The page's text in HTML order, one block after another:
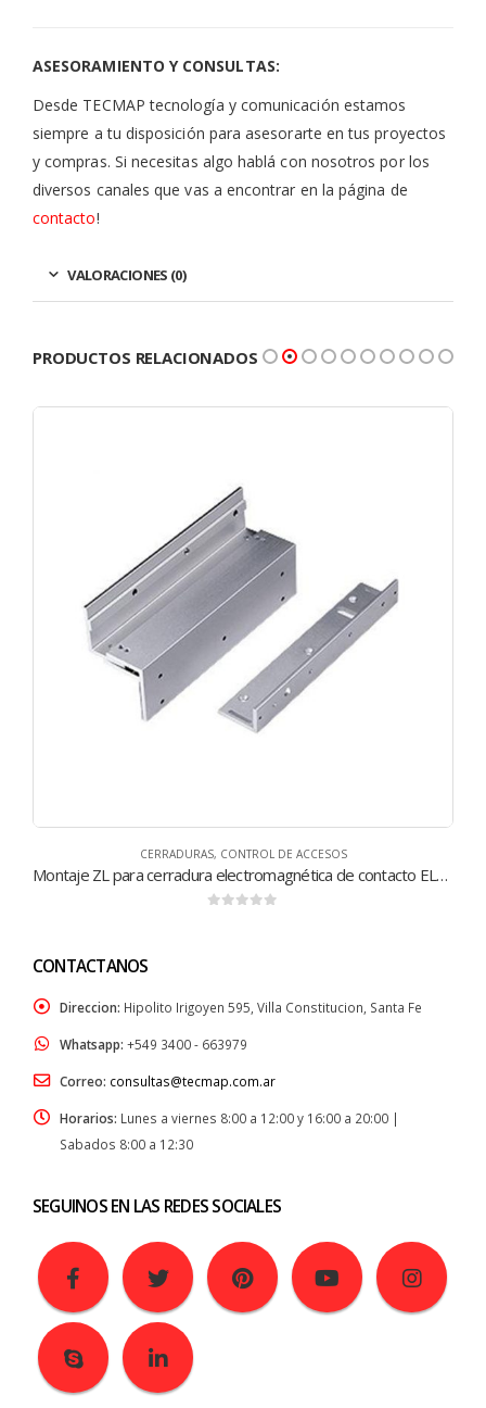
ASESORAMIENTO Y CONSULTAS:
Desde TECMAP tecnología y comunicación estamos
siempre a tu disposición para asesorarte en tus proyectos
y compras. Si necesitas algo hablá con nosotros por los
diversos canales que vas a encontrar en la página de
contacto!
VALORACIONES (0)
PRODUCTOS RELACIONADOS
CERRADURAS, CONTROL DE ACCESOS
Montaje ZL para cerradura electromagnética de contacto EL-280ZL
CONTACTANOS
Direccion: Hipolito Irigoyen 595, Villa Constitucion, Santa Fe
Whatsapp: +549 3400 - 663979
Correo: consultas@tecmap.com.ar
Horarios: Lunes a viernes 8:00 a 12:00 y 16:00 a 20:00 |
Sabados 8:00 a 12:30
SEGUINOS EN LAS REDES SOCIALES